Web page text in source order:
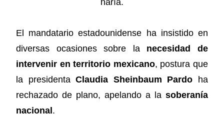
El mandatario estadounidense ha insistido en
diversas ocasiones sobre la necesidad de
intervenir en territorio mexicano, postura que
la presidentaClaudia Sheinbaum Pardo ha
rechazado de plano, apelando a la soberanía
nacional .